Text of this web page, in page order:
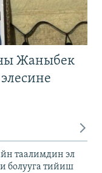
Жаныбек
таалимдин эл
болууга тийиш